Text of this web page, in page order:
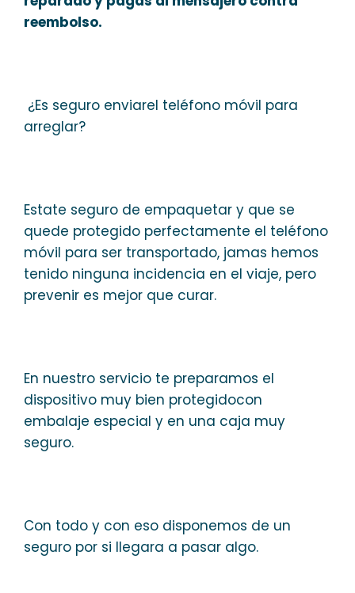
reembolso.
¿Es seguro enviarel teléfono móvil para
arreglar?
Estate seguro de empaquetar y que se
quede protegido perfectamente el teléfono
móvil para ser transportado, jamas hemos
tenido ninguna incidencia en el viaje, pero
prevenir es mejor que curar.
En nuestro servicio te preparamos el
dispositivo muy bien protegidocon
embalaje especial y en una caja muy
seguro.
Con todo y con eso disponemos de un
seguro por si llegara a pasar algo.